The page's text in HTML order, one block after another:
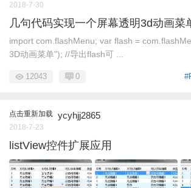
2018-7-30
几句代码实现一个屏幕透明3d动画菜
import com.flashMenu; var flash =
3D动画菜单"); //导出flash可 ...
12043 0
点击重新加载 ycyhjj2865
2018-7-23
listView控件扩展应用